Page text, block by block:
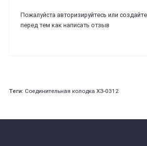
Пожалуйста авторизируйтесь или
перед тем как написать отзыв
Теги: Соединительная колодка ХЗ-0312